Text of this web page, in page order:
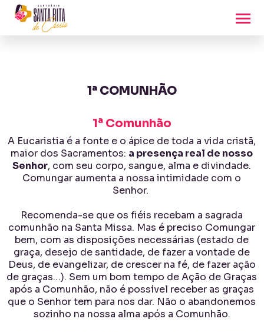
1ª COMUNHÃO
1ª Comunhão
A Eucaristia é a fonte e o ápice de toda a vida cristã,
maior dos Sacramentos: a presença real de nosso
Senhor, com seu corpo, sangue, alma e divindade.
Comungar aumenta a nossa intimidade com o
Senhor.
Recomenda-se que os fiéis recebam a sagrada
comunhão na Santa Missa. Mas é preciso Comungar
bem, com as disposições necessárias (estado de
graça, desejo de santidade, de fazer a vontade de
Deus, de evangelizar, de crescer na fé, de fazer ação
de graças…). Sem um bom tempo de Ação de Graças
após a Comunhão, não é possível receber as graças
que o Senhor tem para nos dar. Não o abandonemos
sozinho na nossa alma após a Comunhão.